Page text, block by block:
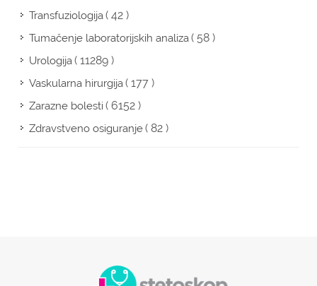
Transfuziologija( 42 )
Tumačenje laboratorijskih analiza( 58 )
Urologija( 11289 )
Vaskularna hirurgija( 177 )
Zarazne bolesti( 6152 )
Zdravstveno osiguranje( 82 )